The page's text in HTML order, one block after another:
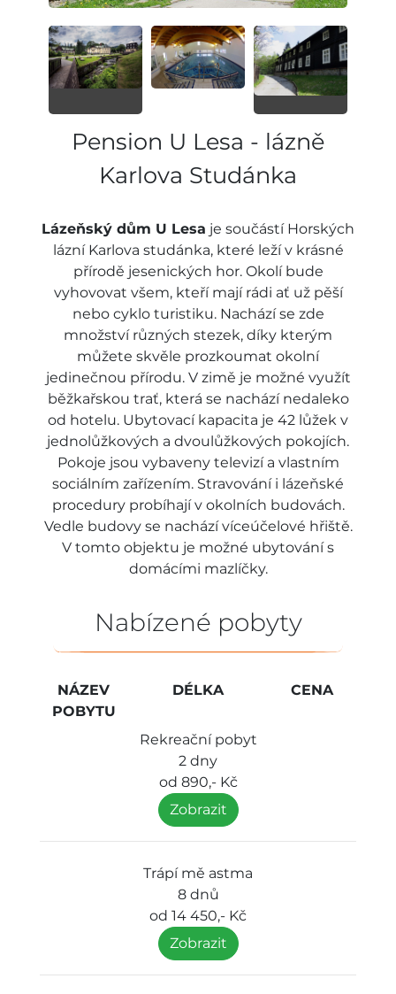
Pension U Lesa - lázně
Karlova Studánka
Lázeňský dům U Lesa je součástí Horských
lázní Karlova studánka, které leží v krásné
přírodě jesenických hor. Okolí bude
vyhovovat všem, kteří mají rádi ať už pěší
nebo cyklo turistiku. Nachází se zde
množství různých stezek, díky kterým
můžete skvěle prozkoumat okolní
jedinečnou přírodu. V zimě je možné využít
běžkařskou trať, která se nachází nedaleko
od hotelu. Ubytovací kapacita je 42 lůžek v
jednolůžkových a dvoulůžkových pokojích.
Pokoje jsou vybaveny televizí a vlastním
sociálním zařízením. Stravování i lázeňské
procedury probíhají v okolních budovách.
Vedle budovy se nachází víceúčelové hřiště.
V tomto objektu je možné ubytování s
domácími mazlíčky.
Nabízené pobyty
NÁZEV
POBYTU
DÉLKA CENA
Rekreační pobyt
2 dny
od 890,- Kč
Zobrazit
Trápí mě astma
8 dnů
od 14 450,- Kč
Zobrazit